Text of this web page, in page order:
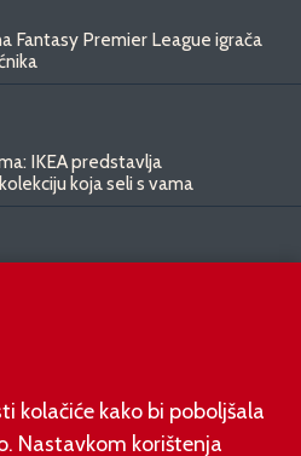
Fantasy Premier League igrača
IKEA predstavlja
koja seli s vama
luksuznu limuzinu veću od
klase, obećava domet do 1.000
kolačiće kako bi poboljšala
Nastavkom korištenja